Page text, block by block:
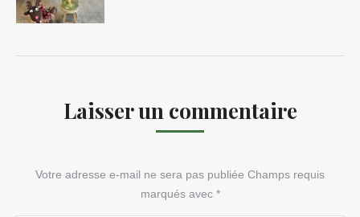
Laisser un commentaire
Votre adresse e-mail ne sera pas publiée Champs requis
marqués avec *